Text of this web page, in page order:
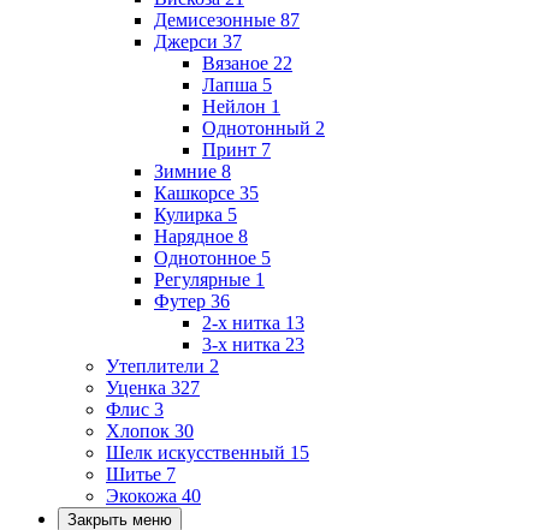
Демисезонные 87
Джерси 37
Вязаное 22
Лапша 5
Нейлон 1
Однотонный 2
Принт 7
Зимние 8
Кашкорсе 35
Кулирка 5
Нарядное 8
Однотонное 5
Регулярные 1
Футер 36
2-х нитка 13
3-х нитка 23
Утеплители 2
Уценка 327
Флис 3
Хлопок 30
Шелк искусственный 15
Шитье 7
Экокожа 40
Закрыть меню